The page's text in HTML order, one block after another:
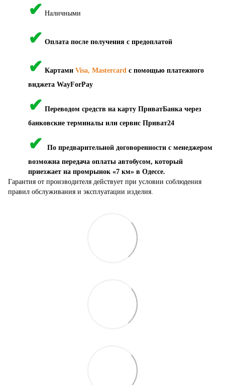
✔ Наличными
✔ Оплата после получения с предоплатой
✔ Картами Visa, Mastercard с помощью платежного
виджета WayForPay
✔ Переводом средств на карту ПриватБанка через
банковские терминалы или сервис Приват24
✔
По предварительной договоренности с менеджером
возможна передача оплаты автобусом, который
приезжает на промрынок «7 км» в Одессе.
Гарантия от производителя действует при условии соблюдения
правил обслуживания и эксплуатации изделия.